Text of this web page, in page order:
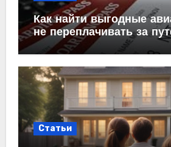
Как найти выгодные
не переплачивать за
Статьи